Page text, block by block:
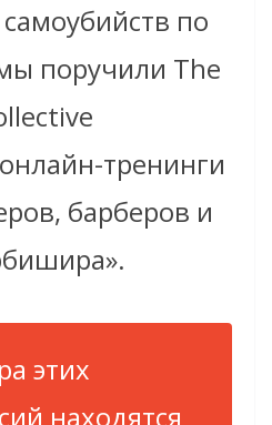
по
поручили The
тренинги
барберов и
этих
находятся